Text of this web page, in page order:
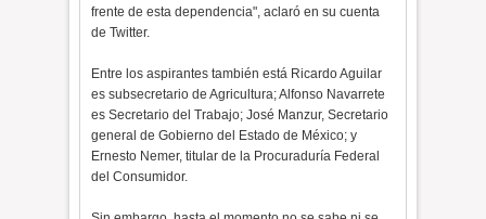
frente de esta dependencia", aclaró en su cuenta
de Twitter.
Entre los aspirantes también está Ricardo Aguilar
es subsecretario de Agricultura; Alfonso Navarrete
es Secretario del Trabajo; José Manzur, Secretario
general de Gobierno del Estado de México; y
Ernesto Nemer, titular de la Procuraduría Federal
del Consumidor.